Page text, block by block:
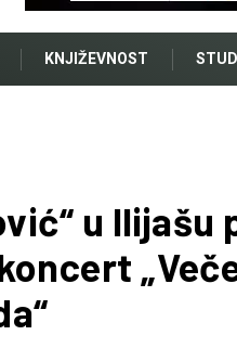
KNJIŽEVNOST
u Ilijašu